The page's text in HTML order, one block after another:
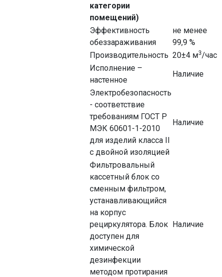
категории
помещений)
Эффективность
обеззараживания
не менее
99,9 %
Производительность 20±4 м3/час
Исполнение –
настенное
Наличие
Электробезопасность
- соответствие
требованиям ГОСТ Р
МЭК 60601-1-2010
для изделий класса II
с двойной изоляцией
Наличие
Фильтровальный
кассетный блок со
сменным фильтром,
устанавливающийся
на корпус
рециркулятора. Блок
доступен для
химической
дезинфекции
методом протирания
Наличие